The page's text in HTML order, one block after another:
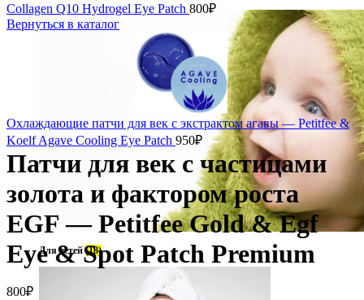
Для детей(18)
Collagen Q10 Hydrogel Eye Patch 800₽
Вернуться в каталог
Охлаждающие патчи для век с экстрактом агавы — Petitfee &
Koelf Agave Cooling Eye Patch 950₽
Патчи для век с частицами
золота и фактором роста
EGF — Petitfee Gold & Egf
Eye & Spot Patch Premium
800₽